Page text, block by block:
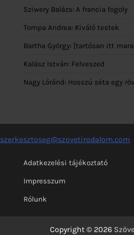
Sziwery Balázs: A francia fogoly
Tompa Andrea: Kiváló testek
Bartha György: [tartósan itt
Kalász István: Felveszed
Nagy Lóránd: Hosszú séta egy
szerkesztoseg@szovetirodalom.com
Adatkezelési tájékoztató
Impresszum
Rólunk
Copyright © 2026